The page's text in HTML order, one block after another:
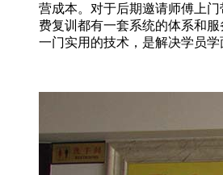
营成本。对于后期邀请师傅上
费复训都有一套系统的体系和
一门实用的技术，是解决学员学